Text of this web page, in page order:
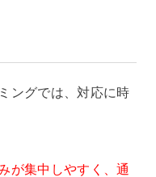
ングでは、対応に時
が集中しやすく、通